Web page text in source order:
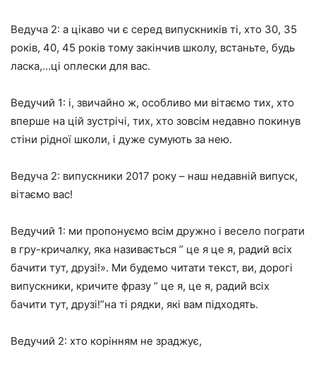
Ведуча 2: а цікаво чи є серед випускників ті, хто 30, 35
років, 40, 45 років тому закінчив школу, встаньте, будь
ласка,…ці оплески для вас.
Ведучий 1: і, звичайно ж, особливо ми вітаємо тих, хто
вперше на цій зустрічі, тих, хто зовсім недавно покинув
стіни рідної школи, і дуже сумують за нею.
Ведуча 2: випускники 2017 року – наш недавній випуск,
вітаємо вас!
Ведучий 1: ми пропонуємо всім дружно і весело пограти
в гру-кричалку, яка називається ” це я це я, радий всіх
бачити тут, друзі!». Ми будемо читати текст, ви, дорогі
випускники, кричите фразу ” це я, це я, радий всіх
бачити тут, друзі!”на ті рядки, які вам підходять.
Ведучий 2: хто корінням не зраджує,